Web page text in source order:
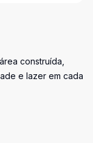
construída,
e lazer em cada